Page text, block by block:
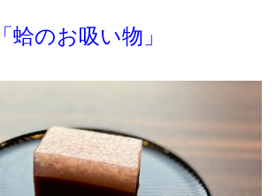
「蛤のお吸い物」